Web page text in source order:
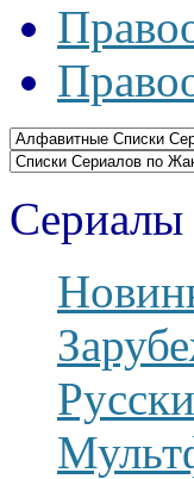
Сериалы